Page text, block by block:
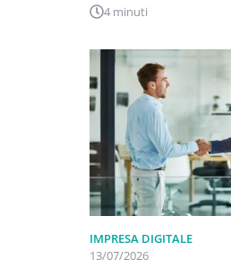
4 minuti
IMPRESA DIGITALE
13/07/2026